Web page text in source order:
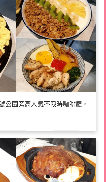
公園旁高人氣不限時咖啡廳，